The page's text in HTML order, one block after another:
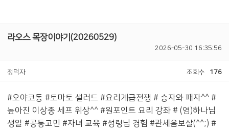
라오스 목장이야기(20260529)
2026-05-30 16:35:56
정덕자 조회수 176
#오야코동 #토마토 샐러드 #요리계급전쟁 # 승자와 패자^^ #
높아진 이상종 세프 위상^^ #원포인트 요리 강좌 # (염)하나님
생일 #공통고민 #자녀 교육 #성령님 경험 #관세음보살(^^;) #